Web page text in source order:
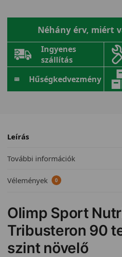
Néhány érv, miért
Ingyenes
szállítás
Hűségkedvezmény
Leírás
További információk
Vélemények 0
Olimp Sport
Tribusteron 90
szint növelő